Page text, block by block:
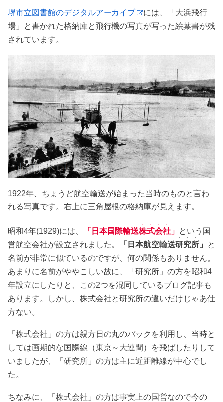
堺市立図書館のデジタルアーカイブ
には、「大浜飛行
場」と書かれた格納庫と飛行機の写真が写った絵葉書が残
されています。
1922年、ちょうど航空輸送が始まった当時のものと言わ
れる写真です。右上に三角屋根の格納庫が見えます。
昭和4年(1929)には、 「日本国際輸送株式会社
・・・・
」 という国
営航空会社が設立されました。
「日本航空輸送研究所
・・・
」
と
名前が非常に似ているのですが、何の関係もありません。
あまりに名前がややこしい故に、「研究所」の方を昭和4
年設立にしたりと、この2つを混同しているブログ記事も
あります。しかし、株式会社と研究所の違いだけじゃあ仕
方ない。
「株式会社」の方は親方日の丸のバックを利用し、当時と
しては画期的な国際線（東京～大連間）を飛ばしたりして
いましたが、「研究所」の方は主に近距離線が中心でし
た。
ちなみに、「株式会社」の方は事実上の国営なので今の